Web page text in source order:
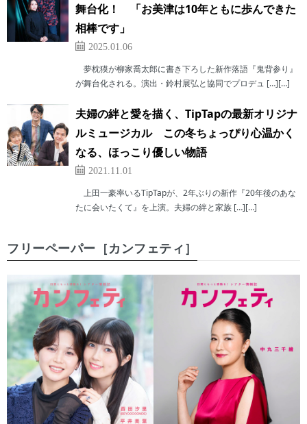
舞台化！ 「お美津は10年ともに歩んできた
相棒です」
2025.01.06
夢枕獏が柳家喬太郎に書き下ろした新作落語『鬼背参り』
が舞台化される。演出・鈴村展弘と協同でプロデュ […][…]
夫婦の絆と愛を描く、TipTapの最新オリジナ
ルミュージカル この冬ちょっぴり心温かく
なる、ほっこり優しい物語
2021.11.01
上田一豪率いるTipTapが、2年ぶりの新作『20年後のあな
たに会いたくて』を上演。夫婦の絆と家族 […][…]
フリーペーパー［カンフェティ］